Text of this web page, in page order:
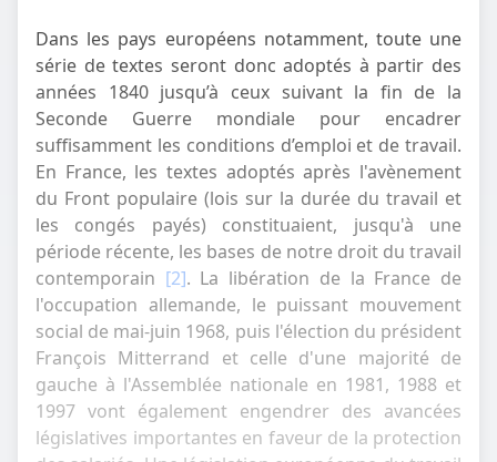
Dans les pays européens notamment, toute une
série de textes seront donc adoptés à partir des
années 1840 jusqu’à ceux suivant la fin de la
Seconde Guerre mondiale pour encadrer
suffisamment les conditions d’emploi et de travail.
En France, les textes adoptés après l'avènement
du Front populaire (lois sur la durée du travail et
les congés payés) constituaient, jusqu'à une
période récente, les bases de notre droit du travail
contemporain [2]. La libération de la France de
l'occupation allemande, le puissant mouvement
social de mai-juin 1968, puis l'élection du président
François Mitterrand et celle d'une majorité de
gauche à l'Assemblée nationale en 1981, 1988 et
1997 vont également engendrer des avancées
législatives importantes en faveur de la protection